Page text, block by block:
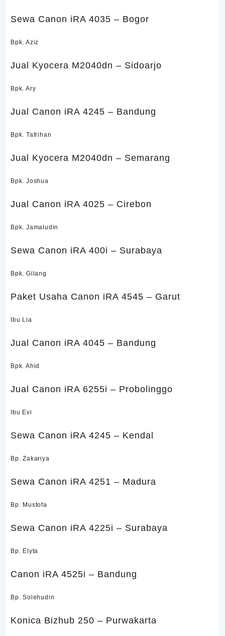
Sewa Canon iRA 4035 – Bogor
Bpk. Aziz
Jual Kyocera M2040dn – Sidoarjo
Bpk. Ary
Jual Canon iRA 4245 – Bandung
Bpk. Tafrihan
Jual Kyocera M2040dn – Semarang
Bpk. Joshua
Jual Canon iRA 4025 – Cirebon
Bpk. Jamaludin
Sewa Canon iRA 400i – Surabaya
Bpk. Gilang
Paket Usaha Canon iRA 4545 – Garut
Ibu Lia
Jual Canon iRA 4045 – Bandung
Bpk. Ahid
Jual Canon iRA 6255i – Probolinggo
Ibu Evi
Sewa Canon iRA 4245 – Kendal
Bp. Zakariya
Sewa Canon iRA 4251 – Madura
Bp. Mustofa
Sewa Canon iRA 4225i – Surabaya
Bp. Elyta
Canon iRA 4525i – Bandung
Bp. Solehudin
Konica Bizhub 250 – Purwakarta